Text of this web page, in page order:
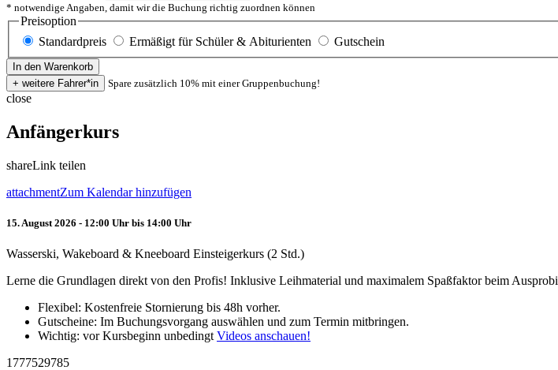
* notwendige Angaben, damit wir die Buchung richtig zuordnen können
Preisoption
Standardpreis
Ermäßigt für Schüler & Abiturienten Gutschein
Spare zusätzlich 10% mit einer Gruppenbuchung!
close
Anfängerkurs
shareLink teilen
attachmentZum Kalendar hinzufügen
15. August 2026 - 12:00 Uhr bis 14:00 Uhr
Wasserski, Wakeboard & Kneeboard Einsteigerkurs (2 Std.)
Lerne die Grundlagen direkt von den Profis! Inklusive Leihmaterial und maximalem Spaßfaktor beim
Flexibel: Kostenfreie Stornierung bis 48h vorher.
Gutscheine: Im Buchungsvorgang auswählen und zum Termin mitbringen.
Wichtig: vor Kursbeginn unbedingt Videos anschauen!
1777529785